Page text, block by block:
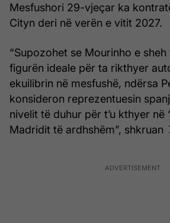
Mesfushori 29-vjeçar ka
Cityn deri në verën e vitit 2027.
“Supozohet se Mourinho e
figurën ideale për ta rikthyer
ekuilibrin në mesfushë, ndërsa
konsideron reprezentuesin
nivelit të duhur për t’u kthyer në
Madridit të ardhshëm”, shkruan